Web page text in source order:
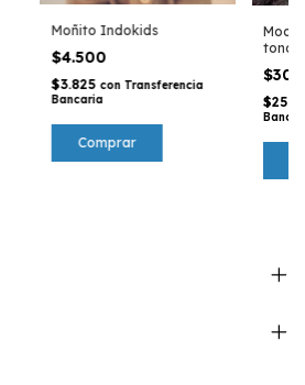
Moñito Indokids
$4.500
$3.825 con Transferencia
Bancaria
Comprar
tonos